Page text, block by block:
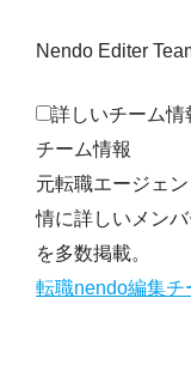
Nendo Editer
詳しいチーム情
チーム情報
元転職エージェ
情に詳しいメン
を多数掲載。
転職nendo編集チ